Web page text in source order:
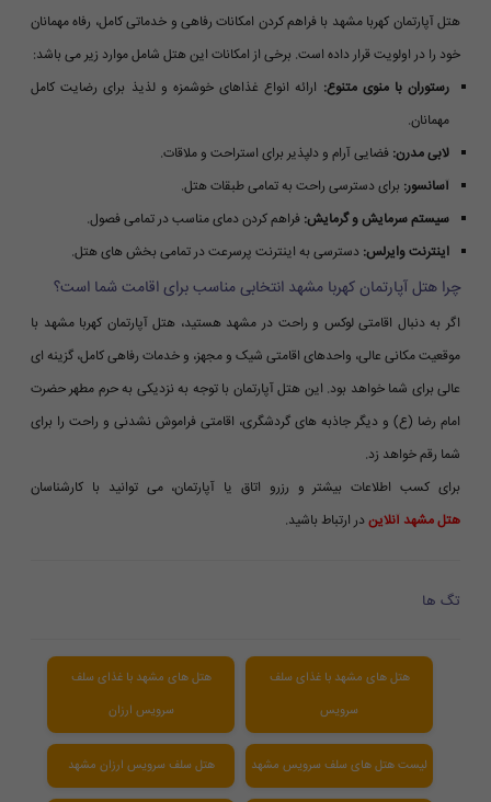
هتل آپارتمان کهربا مشهد با فراهم کردن امکانات رفاهی و خدماتی کامل، رفاه مهمانان
خود را در اولویت قرار داده است. برخی از امکانات این هتل شامل موارد زیر می باشد:
رستوران با منوی متنوع: ارائه انواع غذاهای خوشمزه و لذیذ برای رضایت کامل
مهمانان.
لابی مدرن: فضایی آرام و دلپذیر برای استراحت و ملاقات.
آسانسور: برای دسترسی راحت به تمامی طبقات هتل.
سیستم سرمایش و گرمایش: فراهم کردن دمای مناسب در تمامی فصول.
اینترنت وایرلس: دسترسی به اینترنت پرسرعت در تمامی بخش های هتل.
چرا هتل آپارتمان کهربا مشهد انتخابی مناسب برای اقامت شما است؟
اگر به دنبال اقامتی لوکس و راحت در مشهد هستید، هتل آپارتمان کهربا مشهد با
موقعیت مکانی عالی، واحدهای اقامتی شیک و مجهز، و خدمات رفاهی کامل، گزینه ای
عالی برای شما خواهد بود. این هتل آپارتمان با توجه به نزدیکی به حرم مطهر حضرت
امام رضا (ع) و دیگر جاذبه های گردشگری، اقامتی فراموش نشدنی و راحت را برای
شما رقم خواهد زد.
برای کسب اطلاعات بیشتر و رزرو اتاق یا آپارتمان، می توانید با کارشناسان
هتل مشهد آنلایندر ارتباط باشید.
تگ ها
هتل های مشهد با غذای سلف
سرویس
هتل های مشهد با غذای سلف
سرویس ارزان
لیست هتل های سلف سرویس مشهد هتل سلف سرویس ارزان مشهد